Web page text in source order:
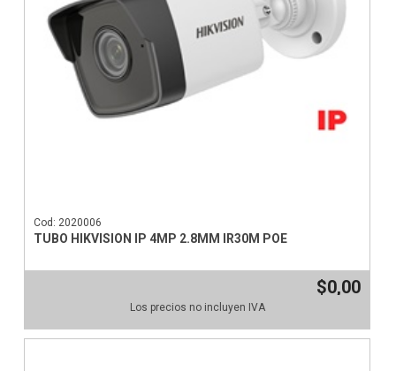
Cod: 2020006
TUBO HIKVISION IP 4MP 2.8MM IR30M POE
$0,00
Los precios no incluyen IVA